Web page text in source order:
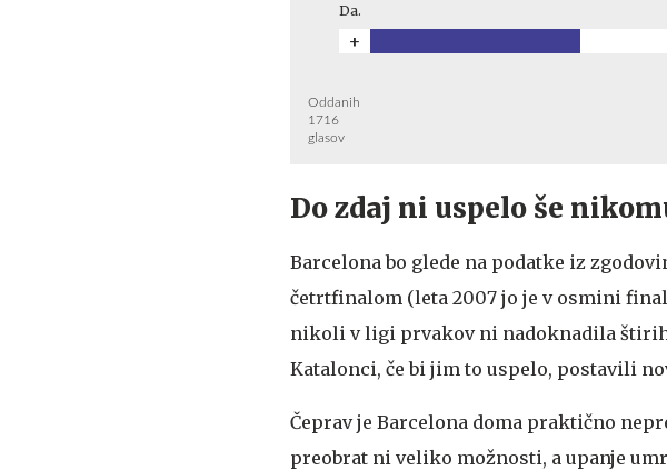
Da.
+
Oddanih
1716
glasov
Do zdaj ni uspelo še
Barcelona bo glede na podatke iz
četrtfinalom (leta 2007 jo je v osmini
nikoli v ligi prvakov ni nadoknadila
Katalonci, če bi jim to uspelo, postavili
Čeprav je Barcelona doma praktično
preobrat ni veliko možnosti, a upanje